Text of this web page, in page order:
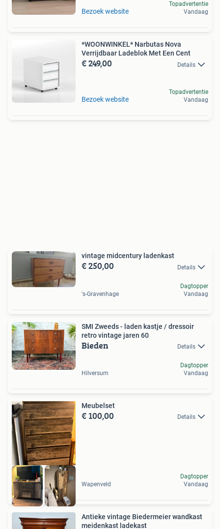
Bezoek website
Topadvertentie
Vandaag
*WOONWINKEL* Narbutas Nova
Verrijdbaar Ladeblok Met Een Cent
€ 249,00 Details
Bezoek website
Topadvertentie
Vandaag
vintage midcentury ladenkast
€ 250,00 Details
's-Gravenhage
Dagtopper
Vandaag
SMI Zweeds - laden kastje / dressoir
retro vintage jaren 60
Bieden Details
Hilversum
Dagtopper
Vandaag
Meubelset
€ 100,00 Details
Wapenveld
Dagtopper
Vandaag
Antieke vintage Biedermeier wandkast
meidenkast ladekast